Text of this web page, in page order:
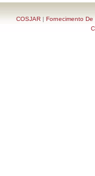
COSJAR| Fornecimento De